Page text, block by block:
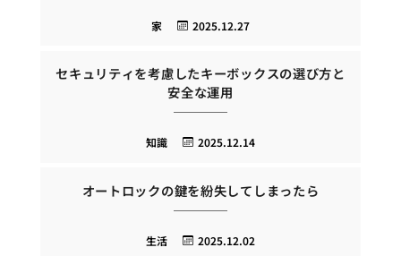
2025.12.27
家
セキュリティを考慮したキーボックスの選び方と
安全な運用
2025.12.14
知識
オートロックの鍵を紛失してしまったら
2025.12.02
生活